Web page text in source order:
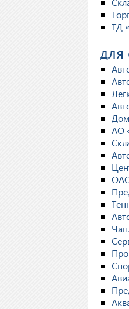
ТД
Дом
АО
ОАО